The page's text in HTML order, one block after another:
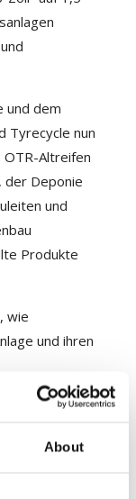
About
und dem
Tyrecycle nun
OTR-Altreifen
der Deponie
und
Produkte
wie
und ihren